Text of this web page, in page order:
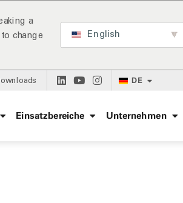
a
change English
DE
Einsatzbereiche Unternehmen